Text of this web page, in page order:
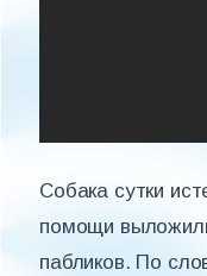
Собака сутки
помощи
пабликов. По